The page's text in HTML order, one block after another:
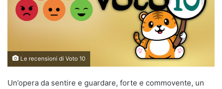
Le recensioni di Voto 10
Un’opera da sentire e guardare, forte e commovente, un